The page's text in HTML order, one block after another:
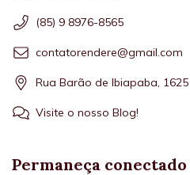
(85) 9 8976-8565
contatorendere@gmail.com
Rua Barão de Ibiapaba,
Visite o nosso Blog!
Permaneça conectado